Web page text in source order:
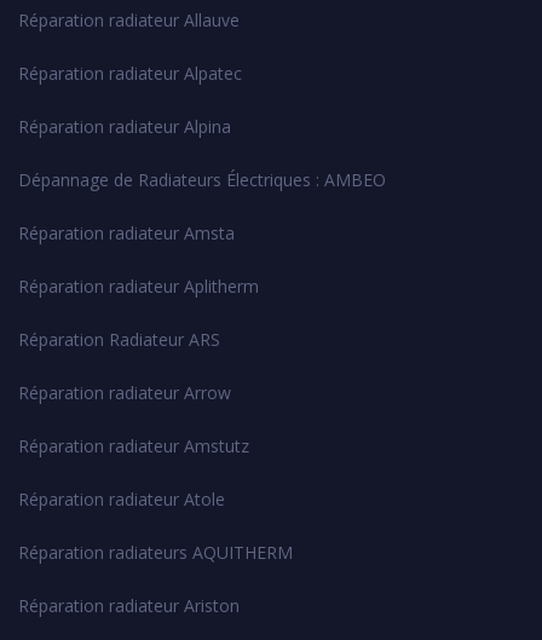
Réparation radiateur Allauve
Réparation radiateur Alpatec
Réparation radiateur Alpina
Dépannage de Radiateurs Électriques : AMBEO
Réparation radiateur Amsta
Réparation radiateur Aplitherm
Réparation Radiateur ARS
Réparation radiateur Arrow
Réparation radiateur Amstutz
Réparation radiateur Atole
Réparation radiateurs AQUITHERM
Réparation radiateur Ariston